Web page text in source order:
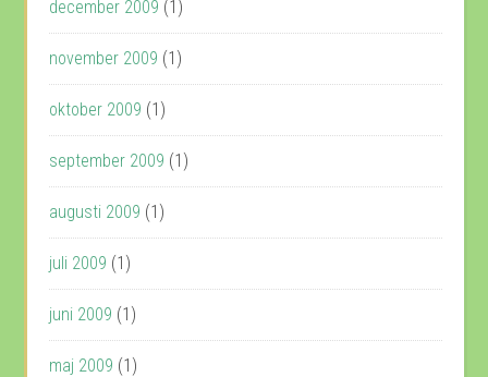
december 2009 (1)
november 2009 (1)
oktober 2009 (1)
september 2009 (1)
augusti 2009 (1)
juli 2009 (1)
juni 2009 (1)
maj 2009 (1)